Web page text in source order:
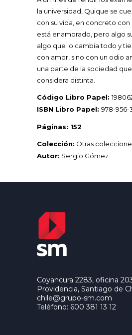
la universidad, Quique se
con su vida, en concreto con
está enamorado, pero algo
algo que lo cambia todo y
con amor, sino con un odio
una parte de la sociedad
considera distinta.
Código Libro Papel:
ISBN Libro Papel: 978-956-
Páginas: 152
Colección: Otras
Autor: Sergio Gómez
Coyancura 2283, oficina
Providencia, Santiago de
chile@grupo-sm.com
Teléfono: 600 381 13 12